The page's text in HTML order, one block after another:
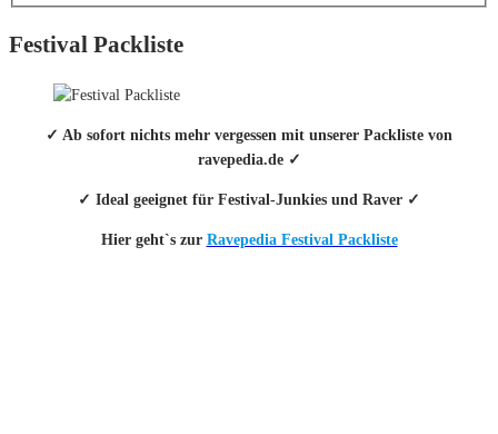
Festival Packliste
✓ Ab sofort nichts mehr vergessen mit unserer Packliste von
ravepedia.de ✓
✓ Ideal geeignet für Festival-Junkies und Raver ✓
Hier geht`s zur Ravepedia Festival Packliste